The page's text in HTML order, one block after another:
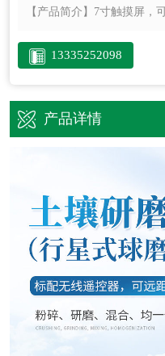
【产品简介】 7寸触摸屏，
13335252098
产品详情